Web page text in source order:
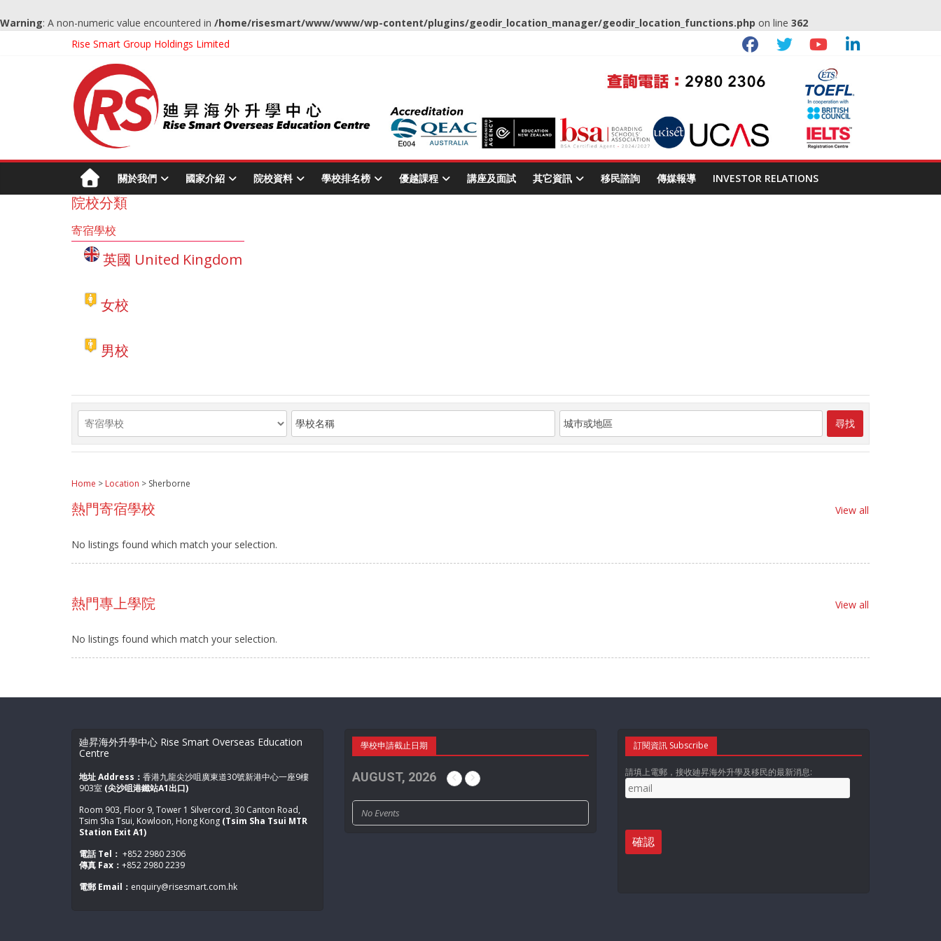
Warning: A non-numeric value encountered in /home/risesmart/www/www/wp-content/plugins/geodir_location_manager/geodir_location_functions.php on line 362
Rise Smart Group Holdings Limited
關於我們 國家介紹 院校資料 學校排名榜 優越課程 講座及面試 其它資訊 移民諮詢 傳媒報導 INVESTOR RELATIONS
院校分類
寄宿學校
英國 United Kingdom
女校
男校
尋找
Home > Location > Sherborne
熱門寄宿學校 View all
No listings found which match your selection.
熱門專上學院 View all
No listings found which match your selection.
廸昇海外升學中心 Rise Smart Overseas Education
Centre
地址 Address： 香港九龍尖沙咀廣東道30號新港中心一座9樓
903室 (尖沙咀港鐵站A1出口)
Room 903, Floor 9, Tower 1 Silvercord, 30 Canton Road,
Tsim Sha Tsui, Kowloon, Hong Kong (Tsim Sha Tsui MTR
Station Exit A1)
電話 Tel： +852 2980 2306
傳真 Fax： +852 2980 2239
電郵 Email： enquiry@risesmart.com.hk
學校申請截止日期
AUGUST, 2026
No Events
訂閱資訊 Subscribe
請填上電郵，接收廸昇海外升學及移民的最新消息: